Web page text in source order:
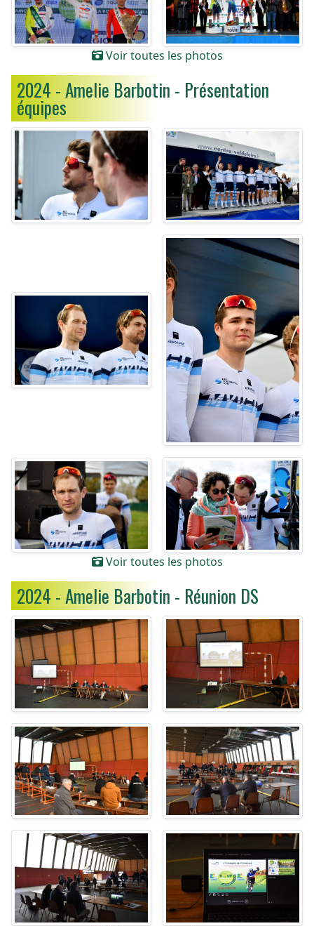
Voir toutes les photos
2024 - Amelie Barbotin - Présentation
équipes
Voir toutes les photos
2024 - Amelie Barbotin - Réunion DS